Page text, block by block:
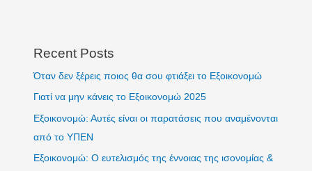
Recent Posts
Όταν δεν ξέρεις ποιος θα σου φτιάξει το Εξοικονομώ
Γιατί να μην κάνεις το Εξοικονομώ 2025
Εξοικονομώ: Αυτές είναι οι παρατάσεις που αναμένονται
από το ΥΠΕΝ
Εξοικονομώ: Ο ευτελισμός της έννοιας της ισονομίας &